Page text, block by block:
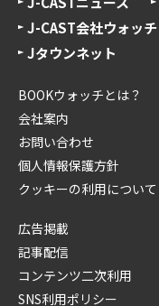
J-CAST会社ウォッチ
Jタウンネット
BOOKウォッチとは？
会社案内
お問い合わせ
個人情報保護方針
クッキーの利用について
広告掲載
記事配信
コンテンツ二次利用
SNS利用ポリシー